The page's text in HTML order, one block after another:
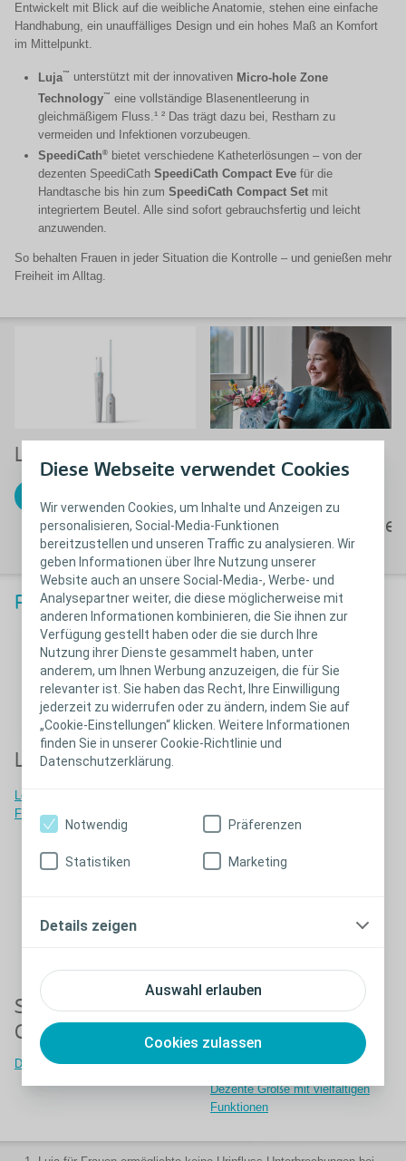
Diese Webseite verwendet Cookies
Wir verwenden Cookies, um Inhalte und Anzeigen zu
personalisieren, Social-Media-Funktionen
bereitzustellen und unseren Traffic zu analysieren. Wir
geben Informationen über Ihre Nutzung unserer
Website auch an unsere Social-Media-, Werbe- und
Analysepartner weiter, die diese möglicherweise mit
anderen Informationen kombinieren, die Sie ihnen zur
Verfügung gestellt haben oder die sie durch Ihre
Nutzung ihrer Dienste gesammelt haben, unter
anderem, um Ihnen Werbung anzuzeigen, die für Sie
relevanter ist. Sie haben das Recht, Ihre Einwilligung
jederzeit zu widerrufen oder zu ändern, indem Sie auf
„Cookie-Einstellungen“ klicken. Weitere Informationen
finden Sie in unserer Cookie-Richtlinie und
Datenschutzerklärung.
Auswahl erlauben
Cookies zulassen
Notwendig Präferenzen
Statistiken Marketing
Details zeigen
Entwickelt mit Blick auf die weibliche Anatomie, stehen eine einfache
Handhabung, ein unauffälliges Design und ein hohes Maß an Komfort
im Mittelpunkt.
Luja™ unterstützt mit der innovativen Micro-hole Zone
Technology™ eine vollständige Blasenentleerung in
gleichmäßigem Fluss.¹ ² Das trägt dazu bei, Restharn zu
vermeiden und Infektionen vorzubeugen.
SpeediCath®
bietet verschiedene Katheterlösungen – von der
dezenten SpeediCath SpeediCath Compact Eve für die
Handtasche bis hin zum SpeediCath Compact Set mit
integriertem Beutel. Alle sind sofort gebrauchsfertig und leicht
anzuwenden.
So behalten Frauen in jeder Situation die Kontrolle – und genießen mehr
Freiheit im Alltag.
Luja für Frauen
mir weniger
Sorgen über
Produktübersicht
Luja™für Frauen
Lernen Sie mehr über Luja
Frauen
Der kompakte Katheter mit
integriertem Urinbeutel
SpeediCath
Compact Eve
Diskreter Katheter für Frauen
SpeediCath
Compact Plus &
Compact
Dezente Größe mit vielfältigen
Funktionen